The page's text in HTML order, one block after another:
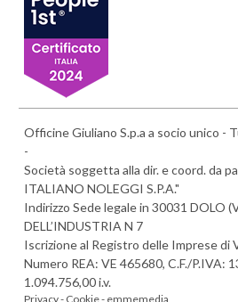
Officine Giuliano S.p.a a socio unico -
-
Società soggetta alla dir. e coord. da
ITALIANO NOLEGGI S.P.A."
Indirizzo Sede legale in 30031 DOLO
DELL’INDUSTRIA N 7
Iscrizione al Registro delle Imprese di
Numero REA: VE 465680, C.F./P.IVA:
1.094.756,00 i.v.
Privacy - Cookie - emmemedia